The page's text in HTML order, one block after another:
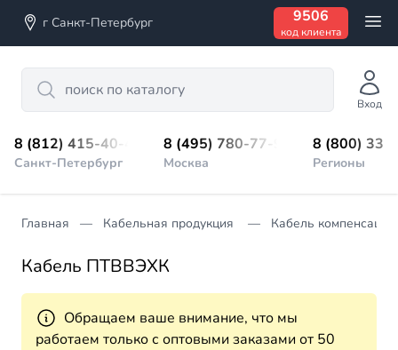
г Санкт-Петербург 9506
код клиента
Search
Вход
8 (812) 415-40-45
Санкт-Петербург
8 (495) 780-77-98
Москва
8 (800)
Регионы
Главная Кабельная продукция Кабель
Кабель ПТВВЭХК
Обращаем ваше внимание, что мы
работаем только с оптовыми заказами от 50